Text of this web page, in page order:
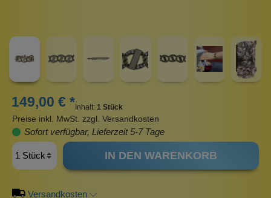
149,00 € * Inhalt: 1 Stück
Preise inkl. MwSt. zzgl. Versandkosten
Sofort verfügbar, Lieferzeit 5-7 Tage
IN DEN WARENKORB
Versandkosten